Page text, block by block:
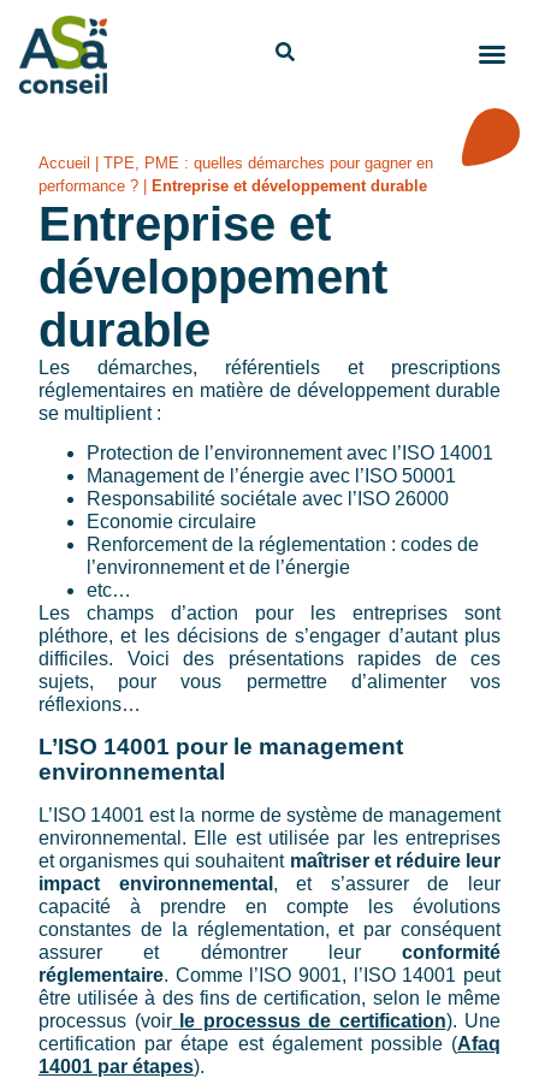
Accueil
TPE, PME : quelles démarches pour gagner en
performance ?
Entreprise et développement durable
Entreprise et
développement
durable
Les démarches, référentiels et prescriptions
réglementaires en matière de développement durable
se multiplient :
Protection de l’environnement avec l’ISO 14001
Management de l’énergie avec l’ISO 50001
Responsabilité sociétale avec l’ISO 26000
Economie circulaire
Renforcement de la réglementation : codes de
l’environnement et de l’énergie
etc…
Les champs d’action pour les entreprises sont
pléthore, et les décisions de s’engager d’autant plus
difficiles. Voici des présentations rapides de ces
sujets, pour vous permettre d’alimenter vos
réflexions…
L’ISO 14001 pour le management
environnemental
L’ISO 14001 est la norme de système de management
environnemental. Elle est utilisée par les entreprises
et organismes qui souhaitent maîtriser et réduire leur
impact environnemental , et s’assurer de leur
capacité à prendre en compte les évolutions
constantes de la réglementation, et par conséquent
assurer et démontrer leur conformité
réglementaire. Comme l’ISO 9001, l’ISO 14001 peut
être utilisée à des fins de certification, selon le même
processus (voir
le processus de certification). Une
certification par étape est également possible (Afaq
14001 par étapes).